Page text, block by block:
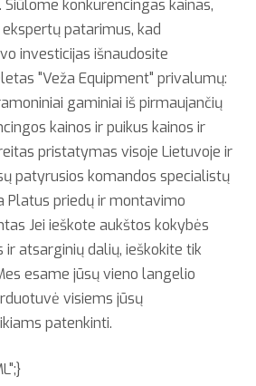
konkurencingas kainas,
patarimus, kad
investicijas išnaudosite
"Veža Equipment" privalumų:
gaminiai iš pirmaujančių
kainos ir puikus kainos ir
pristatymas visoje Lietuvoje ir
patyrusios komandos specialistų
Platus priedų ir montavimo
Jei ieškote aukštos kokybės
atsarginių dalių, ieškokite tik
esame jūsų vieno langelio
visiems jūsų
patenkinti.